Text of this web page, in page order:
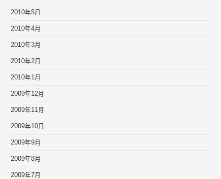
2010年5月
2010年4月
2010年3月
2010年2月
2010年1月
2009年12月
2009年11月
2009年10月
2009年9月
2009年8月
2009年7月